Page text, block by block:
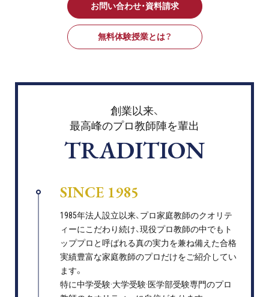
お問い合わせ・資料請求
無料体験授業とは？
創業以来、
最高峰のプロ教師陣を輩出
TRADITION
SINCE 1985
1985年法人設立以来、プロ家庭教師のクオリテ
ィーにこだわり続け、現役プロ教師の中でもト
ッププロと呼ばれる真の実力を兼ね備えた合格
実績豊富な家庭教師のプロだけをご紹介してい
ます。
特に中学受験·大学受験·医学部受験専門のプロ